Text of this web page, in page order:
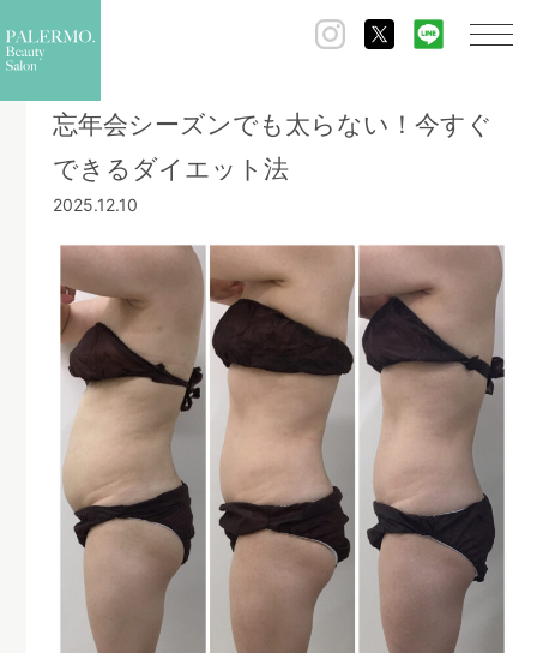
Blog
ブログ
忘年会シーズンでも太らない！今すぐできるダイエット法
忘年会シーズンでも太らない！今すぐ
できるダイエット法
2025.12.10